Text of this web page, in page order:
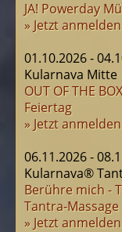
JA! Powerday
» Jetzt
01.10.2026 -
Kularnava Mitte
OUT OF THE
Feiertag
» Jetzt
06.11.2026 -
Kularnava®
Berühre mich -
Tantra-Massage
» Jetzt